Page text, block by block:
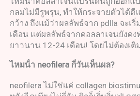
กลมไม่มีรูพรุน, ทำให้กระจายตัวได้ดี
กว้าง ถึงแม้ว่าผลลัพธ์จาก pdlla จะเ
เดือน แต่ผลลัพธ์จากคอลลาเจนยังค
ยาวนาน 12-24 เดือน! โดยไม่ต้องเติ
ไหมน้ํา neofilera กี่วันเห็นผล?
neofilera ไม่ใช่แค่ collagen